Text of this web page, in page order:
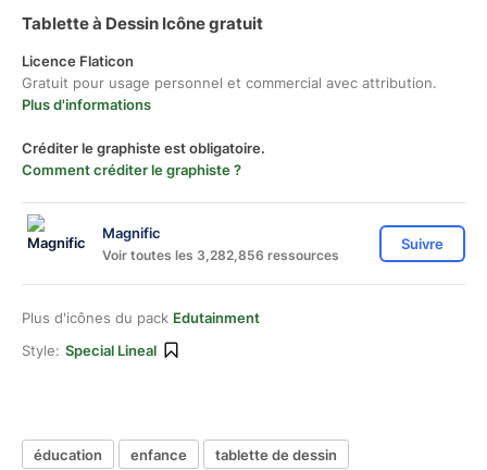
Tablette à Dessin Icône gratuit
Licence Flaticon
Gratuit pour usage personnel et commercial avec attribution.
Plus d'informations
Créditer le graphiste est obligatoire.
Comment créditer le graphiste ?
Magnific
Voir toutes les 3,282,856 ressources
Suivre
Plus d'icônes du pack Edutainment
Style: Special Lineal
éducation enfance
tablette de dessin